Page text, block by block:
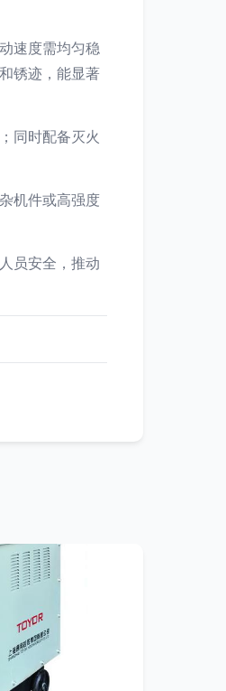
速度需均匀稳
锈迹，能显著
同时配备灭火
机件或高强度
员安全，推动